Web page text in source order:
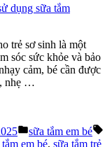
trẻ sơ sinh là một
sóc sức khỏe và bảo
cảm, bé cần được
nhẹ …
Posted
in
sữa tắm em bé
em bé, sữa tắm trẻ